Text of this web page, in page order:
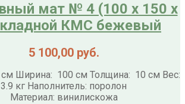
мат № 4 (100 х 150 х
КМС бежевый
5 100,00 руб.
Ширина: 100 см Толщина: 10 см Вес:
3.9 кг Наполнитель: поролон
Материал: винилискожа